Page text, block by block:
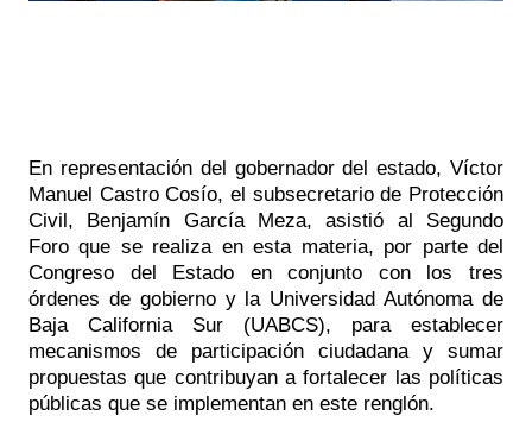
En representación del gobernador del estado, Víctor
Manuel Castro Cosío, el subsecretario de Protección
Civil, Benjamín García Meza, asistió al Segundo
Foro que se realiza en esta materia, por parte del
Congreso del Estado en conjunto con los tres
órdenes de gobierno y la Universidad Autónoma de
Baja California Sur (UABCS), para establecer
mecanismos de participación ciudadana y sumar
propuestas que contribuyan a fortalecer las políticas
públicas que se implementan en este renglón.